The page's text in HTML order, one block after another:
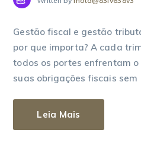
Gestão fiscal e gestão
por que importa? A cada
todos os portes enfrentam
suas obrigações fiscais sem
Leia Mais